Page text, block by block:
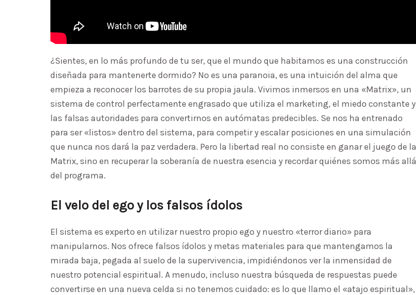
¿Sientes, en lo más profundo de tu ser, que el mundo que habitamos es una construcción
diseñada para mantenerte dormido? No es una paranoia, es una intuición del alma que
empieza a reconocer los barrotes de su propia jaula. Vivimos inmersos en una «Matrix», un
sistema de control perfectamente engrasado que utiliza el marketing, el miedo constante y
las falsas autoridades para convertirnos en autómatas predecibles. Se nos ha entrenado
para ser «listos» dentro del sistema, para competir y escalar posiciones en una simulación
que nunca nos dará la paz verdadera. Pero la libertad real no consiste en ganar el juego de la
Matrix, sino en recuperar la soberanía de nuestra esencia y recordar quiénes somos más allá
del programa.
El velo del ego y los falsos ídolos
El sistema es experto en utilizar nuestro propio ego y nuestro «terror diario» para
manipularnos. Nos ofrece falsos ídolos y metas materiales para que mantengamos la
mirada baja, pegada al suelo de la supervivencia, impidiéndonos ver la inmensidad de
nuestro potencial espiritual. A menudo, incluso nuestra búsqueda de respuestas puede
convertirse en una nueva celda si no tenemos cuidado: es lo que llamo el «atajo espiritual»,